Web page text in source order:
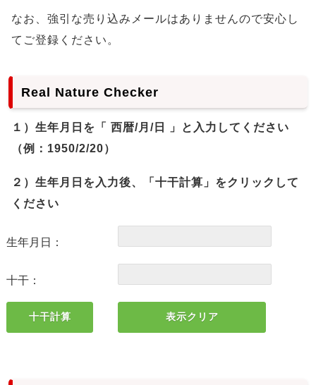
なお、強引な売り込みメールはありませんので安心し
てご登録ください。
Real Nature Checker
１）生年月日を「 西暦/月/日 」と入力してください
（例：1950/2/20）
２）生年月日を入力後、「十干計算」をクリックして
ください
生年月日：
十干：